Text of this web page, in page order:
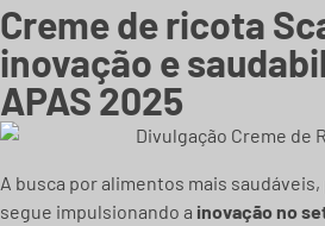
Creme de ricota
inovação e
APAS 2025
A busca por alimentos mais
segue impulsionando a inovação no